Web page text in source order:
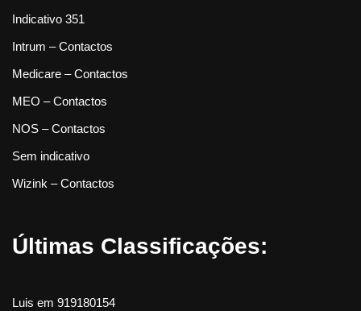
Indicativo 351
Intrum – Contactos
Medicare – Contactos
MEO – Contactos
NOS – Contactos
Sem indicativo
Wizink – Contactos
Últimas Classificações:
Luis em 919180154